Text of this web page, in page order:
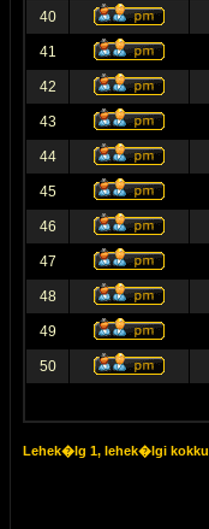
40
41
42
43
44
45
46
47
48
49
50
Lehek�lg 1, lehek�lgi kokku